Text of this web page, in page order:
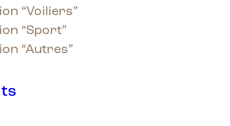
“Voiliers”
“Sport”
“Autres”